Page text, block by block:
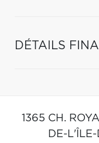
DÉTAILS
1365 CH.
DE-